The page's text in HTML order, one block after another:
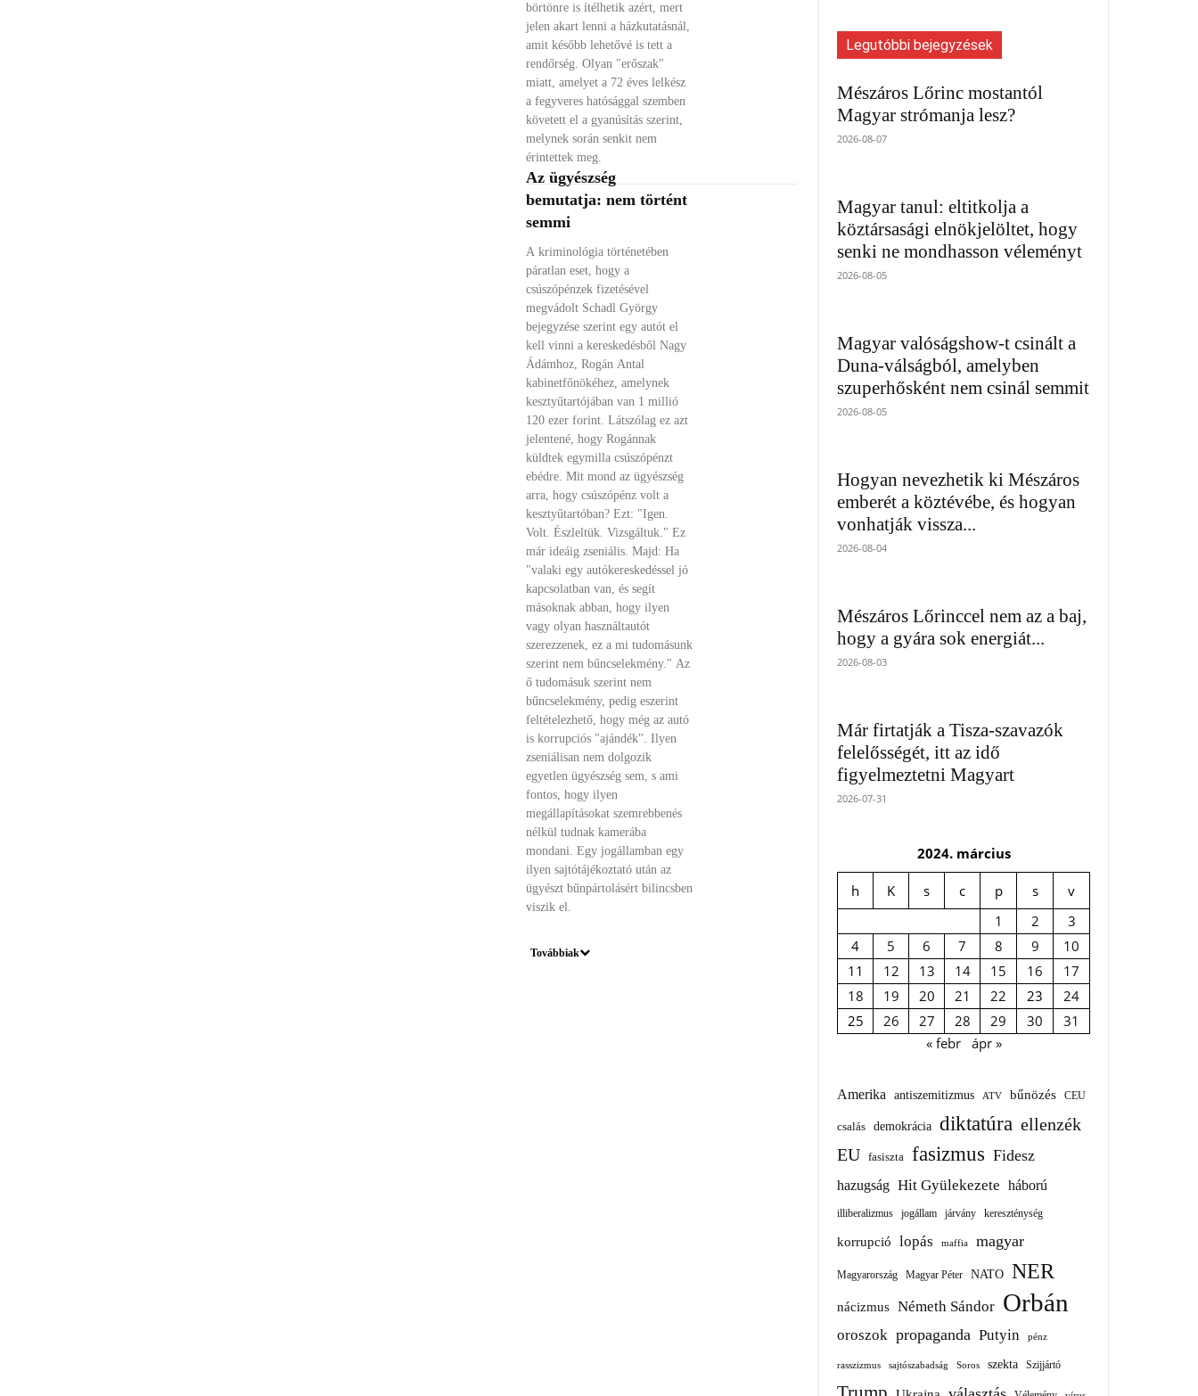
börtönre is ítélhetik azért, mert
jelen akart lenni a házkutatásnál,
amit később lehetővé is tett a
rendőrség. Olyan "erőszak"
miatt, amelyet a 72 éves lelkész
a fegyveres hatósággal szemben
követett el a gyanúsítás szerint,
melynek során senkit nem
érintettek meg.
Az ügyészség
bemutatja: nem történt
semmi
A kriminológia történetében
páratlan eset, hogy a
csúszópénzek fizetésével
megvádolt Schadl György
bejegyzése szerint egy autót el
kell vinni a kereskedésből Nagy
Ádámhoz, Rogán Antal
kabinetfőnökéhez, amelynek
kesztyűtartójában van 1 millió
120 ezer forint. Látszólag ez azt
jelentené, hogy Rogánnak
küldtek egymilla csúszópénzt
ebédre. Mit mond az ügyészség
arra, hogy csúszópénz volt a
kesztyűtartóban? Ezt: "Igen.
Volt. Észleltük. Vizsgáltuk." Ez
már ideáig zseniális. Majd: Ha
"valaki egy autókereskedéssel jó
kapcsolatban van, és segít
másoknak abban, hogy ilyen
vagy olyan használtautót
szerezzenek, ez a mi tudomásunk
szerint nem bűncselekmény." Az
ő tudomásuk szerint nem
bűncselekmény, pedig eszerint
feltételezhető, hogy még az autó
is korrupciós "ajándék". Ilyen
zseniálisan nem dolgozik
egyetlen ügyészség sem, s ami
fontos, hogy ilyen
megállapításokat szemrebbenés
nélkül tudnak kamerába
mondani. Egy jogállamban egy
ilyen sajtótájékoztató után az
ügyészt bűnpártolásért bilincsben
viszik el.
Továbbiak
Legutóbbi bejegyzések
Mészáros Lőrinc mostantól
Magyar strómanja lesz?
2026-08-07
Magyar tanul: eltitkolja a
köztársasági elnökjelöltet, hogy
senki ne mondhasson véleményt
2026-08-05
Magyar valóságshow-t csinált a
Duna-válságból, amelyben
szuperhősként nem csinál semmit
2026-08-05
Hogyan nevezhetik ki Mészáros
emberét a köztévébe, és hogyan
vonhatják vissza...
2026-08-04
Mészáros Lőrinccel nem az a baj,
hogy a gyára sok energiát...
2026-08-03
Már firtatják a Tisza-szavazók
felelősségét, itt az idő
figyelmeztetni Magyart
2026-07-31
2024. március
h K s c p s
v
1
2
3
4
5 6 7 8 9
10
11
12 13 14 15 16
17
18
19 20 21 22 23
24
25
26 27 28 29 30
31
« febr
ápr »
Amerika antiszemitizmus ATV bűnözés CEU
csalás demokrácia diktatúra ellenzék
EU
fasiszta fasizmus Fidesz
hazugság Hit Gyülekezete háború
illiberalizmus jogállam járvány kereszténység
korrupció lopás maffia magyar
Magyarország Magyar Péter NATO NER
nácizmus Németh Sándor Orbán
oroszok propaganda Putyin pénz
rasszizmus sajtószabadság Soros szekta Szijjártó